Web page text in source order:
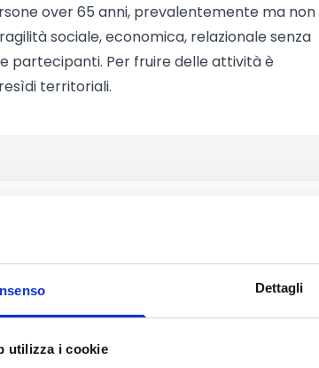
Dettagli
utilizza i cookie
over 65 anni, prevalentemente ma non
sociale, economica, relazionale senza
partecipanti. Per fruire delle attività è
territoriali.
al presente avviso i soggetti
candidatura, risultino in possesso di tutti i
di natura privata
senza finalità di lucro
o altri soggetti di natura privata non
delle Associazioni di cui al Regolamento n.